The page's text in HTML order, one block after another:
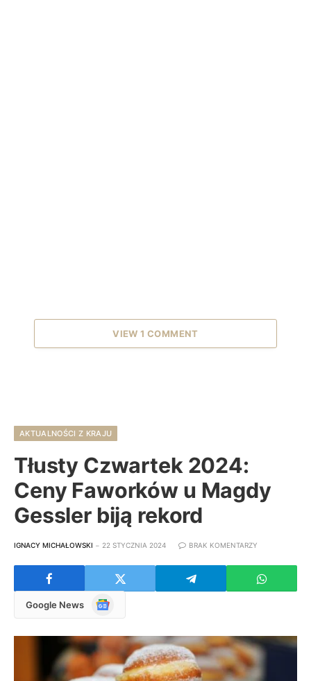
VIEW 1 COMMENT
AKTUALNOŚCI Z KRAJU
Tłusty Czwartek 2024:
Ceny Faworków u Magdy
Gessler biją rekord
IGNACY MICHAŁOWSKI 22 STYCZNIA 2024 BRAK KOMENTARZY
Google News
Google